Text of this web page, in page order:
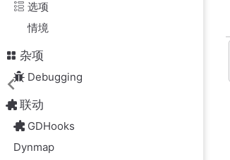
选项
情境
杂项
Debugging
联动
GDHooks
Dynmap